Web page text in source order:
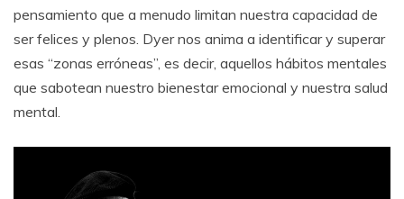
pensamiento que a menudo limitan nuestra capacidad de
ser felices y plenos. Dyer nos anima a identificar y superar
esas “zonas erróneas”, es decir, aquellos hábitos mentales
que sabotean nuestro bienestar emocional y nuestra salud
mental.